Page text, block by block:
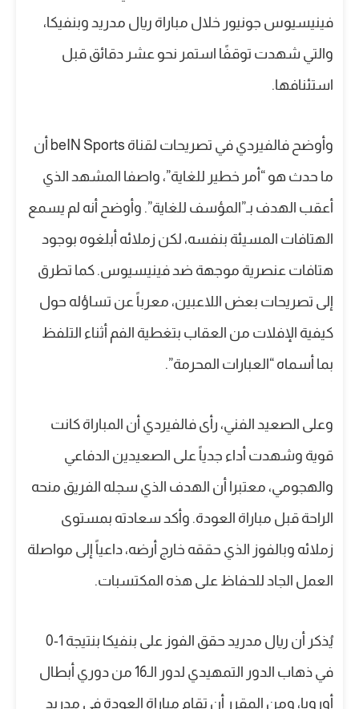
فينيسيوس جونيور خلال مباراة ريال مدريد وبنفيكا،
والتي شهدت توقفًا استمر نحو عشر دقائق قبل
استئنافها.
وأوضح فالفيردي في تصريحات لقناة beIN Sports أن
ما حدث هو “أمر خطير للغاية”، واصفا المشهد الذي
أعقب الهدف بـ”المؤسف للغاية”. وأوضح أنه لم يسمع
الهتافات المسيئة بنفسه، لكن زملائه أبلغوه بوجود
هتافات عنصرية موجهة ضد فينيسيوس. كما تطرق
إلى تصريحات بعض اللاعبين، معرباً عن تساؤله حول
كيفية الإفلات من العقاب بتغطية الفم أثناء التلفظ
بما أسماه “العبارات المحرمة”.
وعلى الصعيد الفني، رأى فالفيردي أن المباراة كانت
قوية وشهدت أداء جدياً على الصعيدين الدفاعي
والهجومي، معتبرا أن الهدف الذي سجله الفريق منحه
الراحة قبل مباراة العودة. وأكد سعادته بمستوى
زملائه وبالفوز الذي حققه خارج أرضه، داعياً إلى مواصلة
العمل الجاد للحفاظ على هذه المكتسبات.
يُذكر أن ريال مدريد حقق الفوز على بنفيكا بنتيجة 1-0
في ذهاب الدور التمهيدي لدور الـ16 من دوري أبطال
أوروبا، ومن المقرر أن تقام مباراة العودة في مدريد